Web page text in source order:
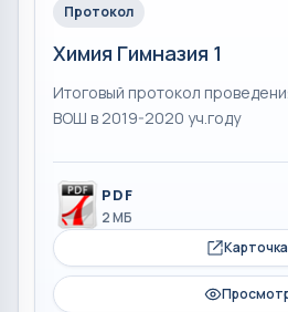
Протокол
Химия Гимназия 1
Итоговый протокол
ВОШ в 2019-2020 уч.году
PDF
2 МБ
Карточка